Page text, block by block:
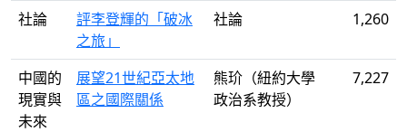
社論
評李登輝的「破冰
之旅」
社論 1,260
中國的
現實與
未來
展望21世紀亞太地
區之國際關係
熊玠（紐約大學
政治系教授）
7,227